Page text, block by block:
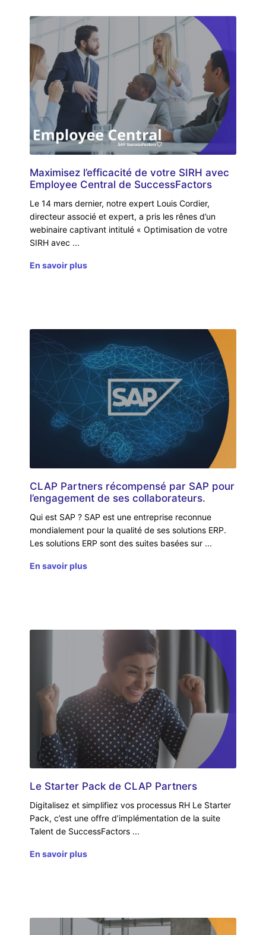
Maximisez l’efficacité de votre SIRH avec
Employee Central de SuccessFactors
Le 14 mars dernier, notre expert Louis Cordier,
directeur associé et expert, a pris les rênes d’un
webinaire captivant intitulé « Optimisation de votre
SIRH avec
En savoir plus
CLAP Partners récompensé par SAP pour
l’engagement de ses collaborateurs.
Qui est SAP ? SAP est une entreprise reconnue
mondialement pour la qualité de ses solutions ERP.
Les solutions ERP sont des suites basées sur
En savoir plus
Le Starter Pack de CLAP Partners
Digitalisez et simplifiez vos processus RH Le Starter
Pack, c’est une offre d’implémentation de la suite
Talent de SuccessFactors
En savoir plus